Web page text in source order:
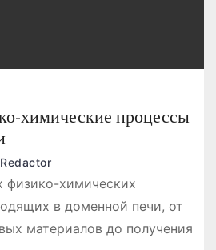
химические процессы
Redactor
физико-химических
в доменной печи, от
материалов до получения